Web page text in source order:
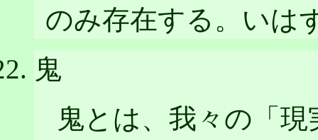
のみ存在する。いは
鬼
鬼とは、我々の「